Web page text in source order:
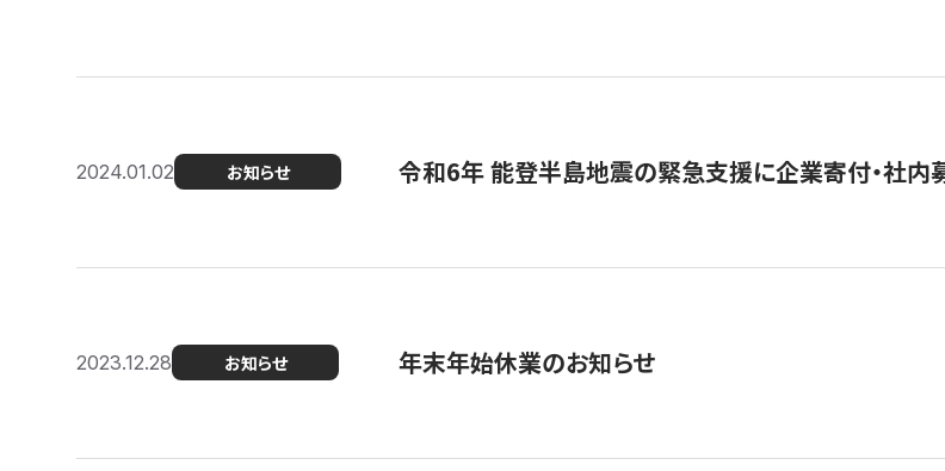
2024.01.02 お知らせ 令和6年 能登半島地震の緊急支援に企業寄付・社内
2023.12.28 お知らせ 年末年始休業のお知らせ